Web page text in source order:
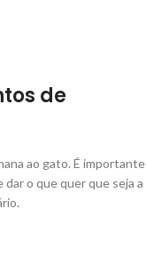
de
ao gato. É importante
o que quer que seja a